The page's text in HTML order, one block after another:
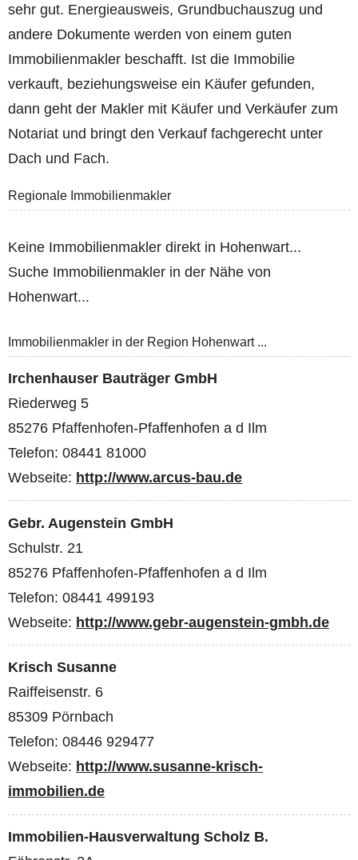
sehr gut. Energieausweis, Grundbuchauszug und
andere Dokumente werden von einem guten
Immobilienmakler beschafft. Ist die Immobilie
verkauft, beziehungsweise ein Käufer gefunden,
dann geht der Makler mit Käufer und Verkäufer zum
Notariat und bringt den Verkauf fachgerecht unter
Dach und Fach.
Regionale Immobilienmakler
Keine Immobilienmakler direkt in Hohenwart...
Suche Immobilienmakler in der Nähe von
Hohenwart...
Immobilienmakler in der Region Hohenwart ...
Irchenhauser Bauträger GmbH
Riederweg 5
85276 Pfaffenhofen-Pfaffenhofen a d Ilm
Telefon: 08441 81000
Webseite: http://www.arcus-bau.de
Gebr. Augenstein GmbH
Schulstr. 21
85276 Pfaffenhofen-Pfaffenhofen a d Ilm
Telefon: 08441 499193
Webseite: http://www.gebr-augenstein-gmbh.de
Krisch Susanne
Raiffeisenstr. 6
85309 Pörnbach
Telefon: 08446 929477
Webseite: http://www.susanne-krisch-
immobilien.de
Immobilien-Hausverwaltung Scholz B.